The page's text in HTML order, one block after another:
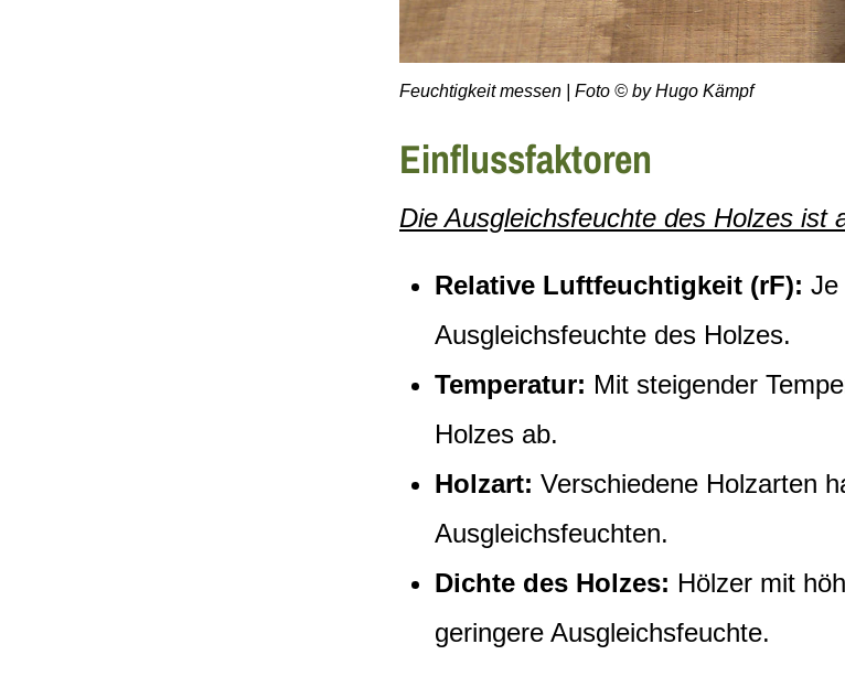
Feuchtigkeit messen | Foto © by Hugo Kämpf
Einflussfaktoren
Die Ausgleichsfeuchte des Holzes ist
Relative Luftfeuchtigkeit (rF): Je
Ausgleichsfeuchte des Holzes.
Temperatur: Mit steigender
Holzes ab.
Holzart: Verschiedene Holzarten
Ausgleichsfeuchten.
Dichte des Holzes: Hölzer mit
geringere Ausgleichsfeuchte.